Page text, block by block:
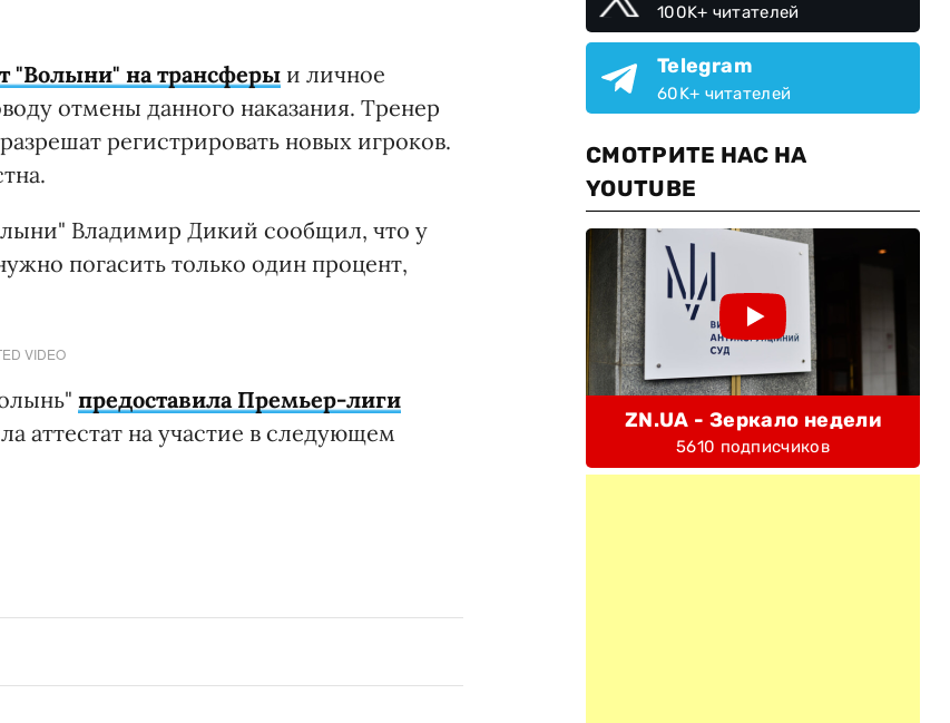
"Волыни" на трансферы и личное
отмены данного наказания. Тренер
регистрировать новых игроков.
Владимир Дикий сообщил, что у
погасить только один процент,
VIDEO
предоставила Премьер-лиги
аттестат на участие в следующем
100K+ читателей
Telegram
60K+ читателей
СМОТРИТЕ НАС НА
YOUTUBE
ZN.UA - Зеркало недели
5610 подписчиков